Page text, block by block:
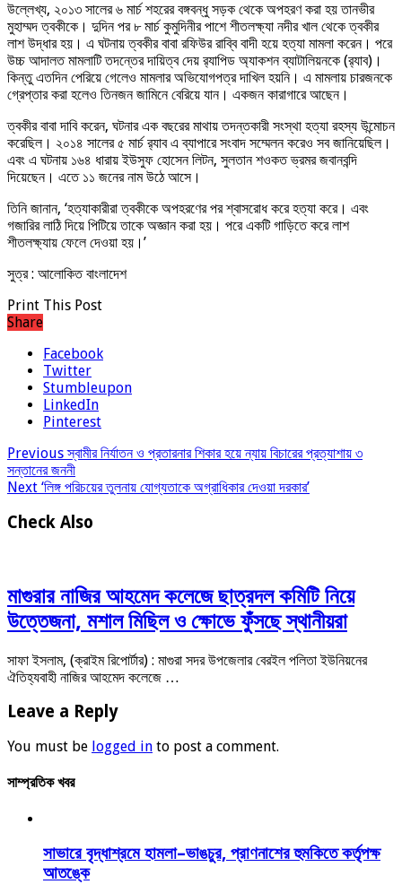
উল্লেখ্য, ২০১৩ সালের ৬ মার্চ শহরের বঙ্গবন্ধু সড়ক থেকে অপহরণ করা হয় তানভীর
মুহাম্মদ ত্বকীকে। দুদিন পর ৮ মার্চ কুমুদিনীর পাশে শীতলক্ষ্যা নদীর খাল থেকে ত্বকীর
লাশ উদ্ধার হয়। এ ঘটনায় ত্বকীর বাবা রফিউর রাব্বি বাদী হয়ে হত্যা মামলা করেন। পরে
উচ্চ আদালত মামলাটি তদন্তের দায়িত্ব দেয় র‍্যাপিড অ্যাকশন ব্যাটালিয়নকে (র‍্যাব)।
কিন্তু এতদিন পেরিয়ে গেলেও মামলার অভিযোগপত্র দাখিল হয়নি। এ মামলায় চারজনকে
গ্রেপ্তার করা হলেও তিনজন জামিনে বেরিয়ে যান। একজন কারাগারে আছেন।
ত্বকীর বাবা দাবি করেন, ঘটনার এক বছরের মাথায় তদন্তকারী সংস্থা হত্যা রহস্য উন্মোচন
করেছিল। ২০১৪ সালের ৫ মার্চ র‍্যাব এ ব্যাপারে সংবাদ সম্মেলন করেও সব জানিয়েছিল।
এবং এ ঘটনায় ১৬৪ ধারায় ইউসুফ হোসেন লিটন, সুলতান শওকত ভ্রমর জবানবন্দি
দিয়েছেন। এতে ১১ জনের নাম উঠে আসে।
তিনি জানান, ‘হত্যাকারীরা ত্বকীকে অপহরণের পর শ্বাসরোধ করে হত্যা করে। এবং
গজারির লাঠি দিয়ে পিটিয়ে তাকে অজ্ঞান করা হয়। পরে একটি গাড়িতে করে লাশ
শীতলক্ষ্যায় ফেলে দেওয়া হয়।’
সুত্র : আলোকিত বাংলাদেশ
Print This Post
Share
Facebook
Twitter
Stumbleupon
LinkedIn
Pinterest
Previousস্বামীর নির্যাতন ও প্রতারনার শিকার হয়ে ন্যায় বিচারের প্রত্যাশায় ৩
সন্তানের জননী
Next ‘লিঙ্গ পরিচয়ের তুলনায় যোগ্যতাকে অগ্রাধিকার দেওয়া দরকার’
Check Also
মাগুরার নাজির আহমেদ কলেজে ছাত্রদল কমিটি নিয়ে
উত্তেজনা, মশাল মিছিল ও ক্ষোভে ফুঁসছে স্থানীয়রা
সাফা ইসলাম, (ক্রাইম রিপোর্টার) : মাগুরা সদর উপজেলার বেরইল পলিতা ইউনিয়নের
ঐতিহ্যবাহী নাজির আহমেদ কলেজে …
Leave a Reply
You must be logged in to post a comment.
সাম্প্রতিক খবর
সাভারে বৃদ্ধাশ্রমে হামলা–ভাঙচুর, প্রাণনাশের হুমকিতে কর্তৃপক্ষ
আতঙ্কে